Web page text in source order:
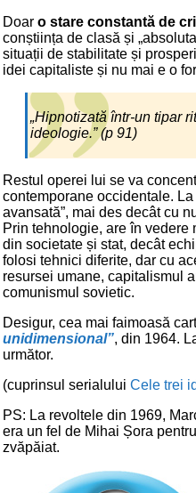
Doar o stare constantă de
conștiința de clasă și
situații de stabilitate și
idei capitaliste și nu mai e o
„Hipnotizată într-un tipar
ideologie.” (p 91)
Restul operei lui se va
contemporane occidentale.
avansată”, mai des decât cu
Prin tehnologie, are în
din societate și stat, decât
folosi tehnici diferite, dar cu
resursei umane, capitalismul
comunismul sovietic.
Desigur, cea mai faimoasă
unidimensional”, din 1964.
următor.
(cuprinsul serialului Cele trei
PS: La revoltele din 1969,
era un fel de Mihai Șora
zvăpăiat.